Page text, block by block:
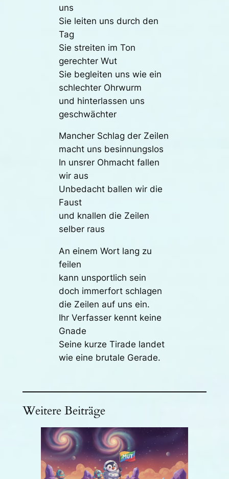
uns
Sie leiten uns durch den
Tag
Sie streiten im Ton
gerechter Wut
Sie begleiten uns wie ein
schlechter Ohrwurm
und hinterlassen uns
geschwächter
Mancher Schlag der Zeilen
macht uns besinnungslos
In unsrer Ohmacht fallen
wir aus
Unbedacht ballen wir die
Faust
und knallen die Zeilen
selber raus
An einem Wort lang zu
feilen
kann unsportlich sein
doch immerfort schlagen
die Zeilen auf uns ein.
Ihr Verfasser kennt keine
Gnade
Seine kurze Tirade landet
wie eine brutale Gerade.
Weitere Beiträge